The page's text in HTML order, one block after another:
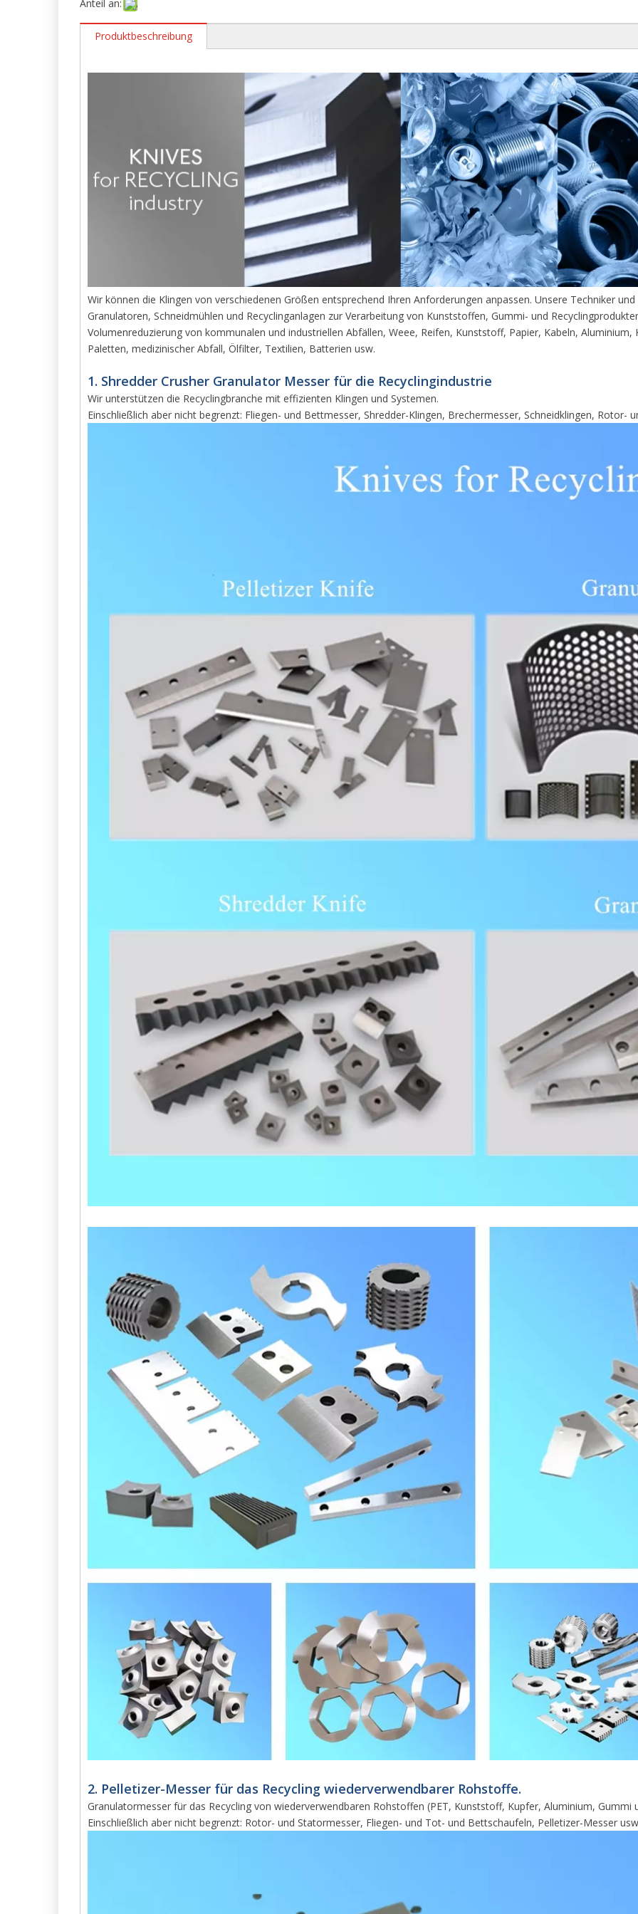
Anteil an:
Produktbeschreibung
Wir können die Klingen von verschiedenen Größen entsprechend Ihren Anforderungen anpassen. Unsere Techniker
Granulatoren, Schneidmühlen und Recyclinganlagen zur Verarbeitung von Kunststoffen, Gummi- und
Volumenreduzierung von kommunalen und industriellen Abfällen, Weee, Reifen, Kunststoff, Papier, Kabeln,
Paletten, medizinischer Abfall, Ölfilter, Textilien, Batterien usw.
1. Shredder Crusher Granulator Messer für die Recyclingindustrie
Wir unterstützen die Recyclingbranche mit effizienten Klingen und Systemen.
Einschließlich aber nicht begrenzt: Fliegen- und Bettmesser, Shredder-Klingen, Brechermesser, Schneidklingen, Rotor-
2. Pelletizer-Messer für das Recycling wiederverwendbarer Rohstoffe.
Granulatormesser für das Recycling von wiederverwendbaren Rohstoffen (PET, Kunststoff, Kupfer, Aluminium, Gummi
Einschließlich aber nicht begrenzt: Rotor- und Statormesser, Fliegen- und Tot- und Bettschaufeln, Pelletizer-Messer